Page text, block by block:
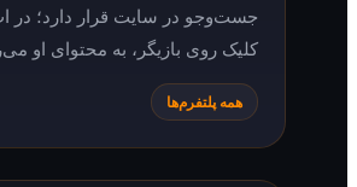
جست‌وجو در سایت قرار دارد؛ در اپ نیز با
کلیک روی بازیگر، به محتوای او می‌رسید.
همه پلتفرم‌ها